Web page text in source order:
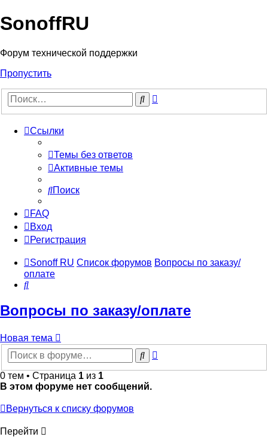
SonoffRU
Форум технической поддержки
Пропустить
Поиск
Ссылки
Темы без ответов
Активные темы
Поиск
FAQ
Вход
Регистрация
Sonoff RU Список форумов Вопросы по заказу/
оплате
Поиск
Вопросы по заказу/оплате
Новая тема
Поиск
0 тем • Страница 1 из 1
В этом форуме нет сообщений.
Вернуться к списку форумов
Перейти